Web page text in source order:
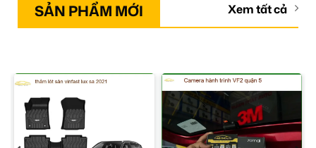
SẢN PHẨM MỚI Xem tất cả